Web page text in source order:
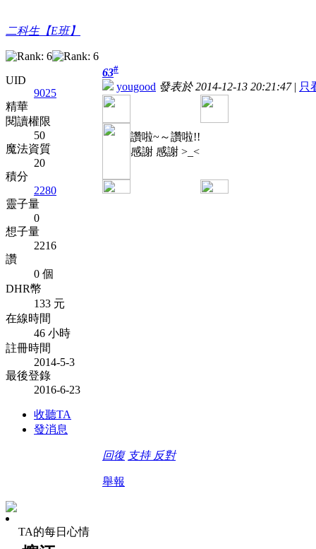
二科生【E班】
UID
9025
精華
閱讀權限
50
魔法資質
20
積分
2280
靈子量
0
想子量
2216
讚
0 個
DHR幣
133 元
在線時間
46 小時
註冊時間
2014-5-3
最後登錄
2016-6-23
收聽TA
發消息
63#
yougood 發表於 2014-12-13 20:21:47 | 只
讚啦~～讚啦!!
感謝 感謝 >_<
回復 支持 反對
舉報
TA的每日心情